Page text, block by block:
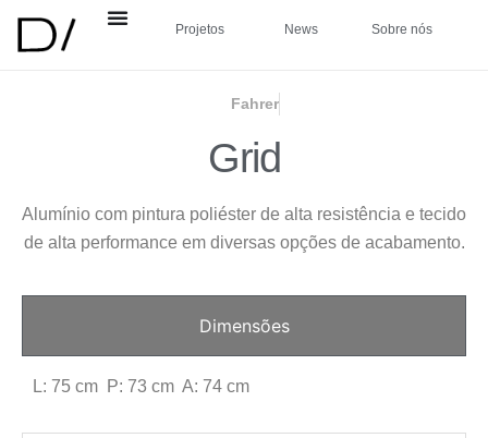
Projetos News Sobre nós
Fahrer
Grid
Alumínio com pintura poliéster de alta resistência e tecido
de alta performance em diversas opções de acabamento.
Dimensões
L: 75 cm P: 73 cm A: 74 cm